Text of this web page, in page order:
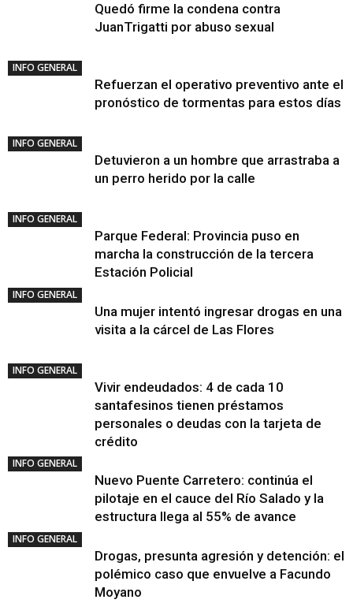
Quedó firme la condena contra
JuanTrigatti por abuso sexual
INFO GENERAL
Refuerzan el operativo preventivo ante el
pronóstico de tormentas para estos días
INFO GENERAL
Detuvieron a un hombre que arrastraba a
un perro herido por la calle
INFO GENERAL
Parque Federal: Provincia puso en
marcha la construcción de la tercera
Estación Policial
INFO GENERAL
Una mujer intentó ingresar drogas en una
visita a la cárcel de Las Flores
INFO GENERAL
Vivir endeudados: 4 de cada 10
santafesinos tienen préstamos
personales o deudas con la tarjeta de
crédito
INFO GENERAL
Nuevo Puente Carretero: continúa el
pilotaje en el cauce del Río Salado y la
estructura llega al 55% de avance
INFO GENERAL
Drogas, presunta agresión y detención: el
polémico caso que envuelve a Facundo
Moyano